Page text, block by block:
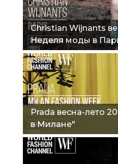
Christian Wijnants
Неделя моды в
Prada весна-лето
в Милане"